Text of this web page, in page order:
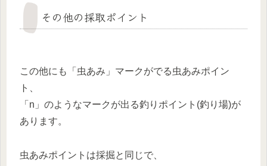
その他の採取ポイント
この他にも「虫あみ」マークがでる虫あみポイン
ト、
「n」のようなマークが出る釣りポイント(釣り場)が
あります。
虫あみポイントは採掘と同じで、